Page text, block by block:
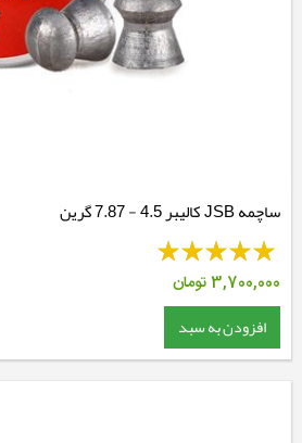
ساچمه JSB کالیبر 4.5 - 7.87 گرین
3,700,000تومان
افزودن به سبد